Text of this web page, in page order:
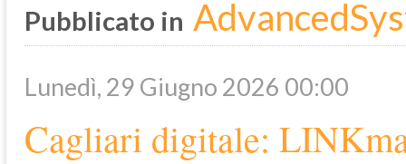
Pubblicato in
Lunedì, 29 Giugno 2026 00:00
Cagliari digitale: